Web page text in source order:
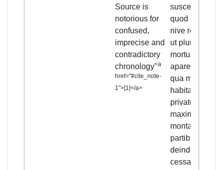
Source is
notorious for
confused,
imprecise and
contradictory
chronology<a
href="#cite_note-
1">[1]</a>
susceperunt
quod biada,
nive
ut plurimum
mortua
aparebant. Ex
qua multe terre
habitatoribus
private fuerunt,
maxime in
montanis
partibus;
deinde, fame
cessante, cepit